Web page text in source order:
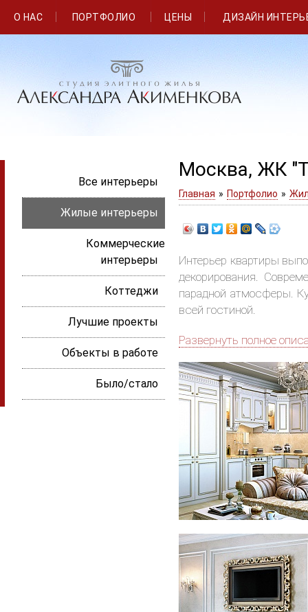
О НАС ПОРТФОЛИО ЦЕНЫ ДИЗАЙН
Все интерьеры
Жилые интерьеры
Коммерческие
интерьеры
Коттеджи
Лучшие проекты
Объекты в работе
Было/стало
Москва, ЖК
Главная » Портфолио »
Интерьер квартиры
декорирования.
парадной атмосферы.
всей гостиной.
Развернуть полное